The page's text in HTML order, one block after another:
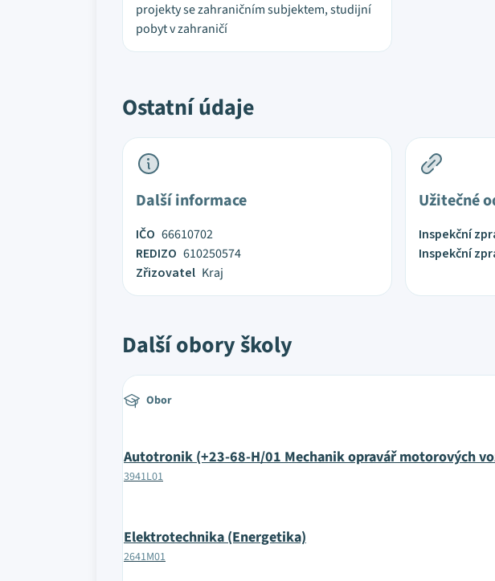
projekty se zahraničním subjektem, studijní
pobyt v zahraničí
Ostatní údaje
Další informace
IČO 66610702
REDIZO 610250574
Zřizovatel Kraj
Užitečné
Inspekční
Inspekční
Další obory školy
Obor
Autotronik (+23-68-H/01 Mechanik opravář motorových
3941L01
Elektrotechnika (Energetika)
2641M01